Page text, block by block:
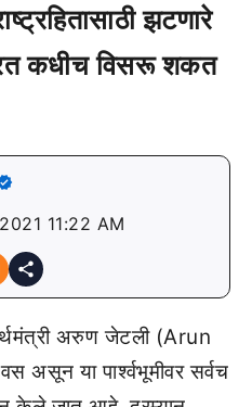
झटणारे
कधीच विसरू शकत
11:22 AM
अरुण जेटली (Arun
असून या पार्श्वभूमीवर सर्वच